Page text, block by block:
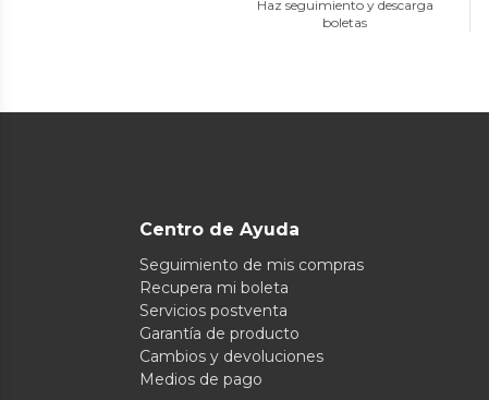
Haz seguimiento y descarga
boletas
Centro de Ayuda
Seguimiento de mis compras
Recupera mi boleta
Servicios postventa
Garantía de producto
Cambios y devoluciones
Medios de pago